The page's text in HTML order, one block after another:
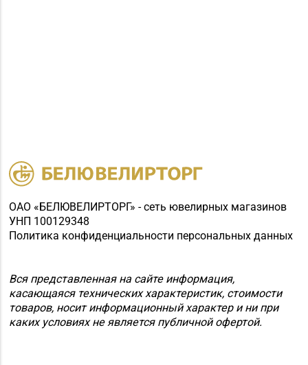
ОАО «БЕЛЮВЕЛИРТОРГ» - сеть ювелирных магазинов
УНП 100129348
Политика конфиденциальности персональных данных
Вся представленная на сайте информация,
касающаяся технических характеристик, стоимости
товаров, носит информационный характер и ни при
каких условиях не является публичной офертой.